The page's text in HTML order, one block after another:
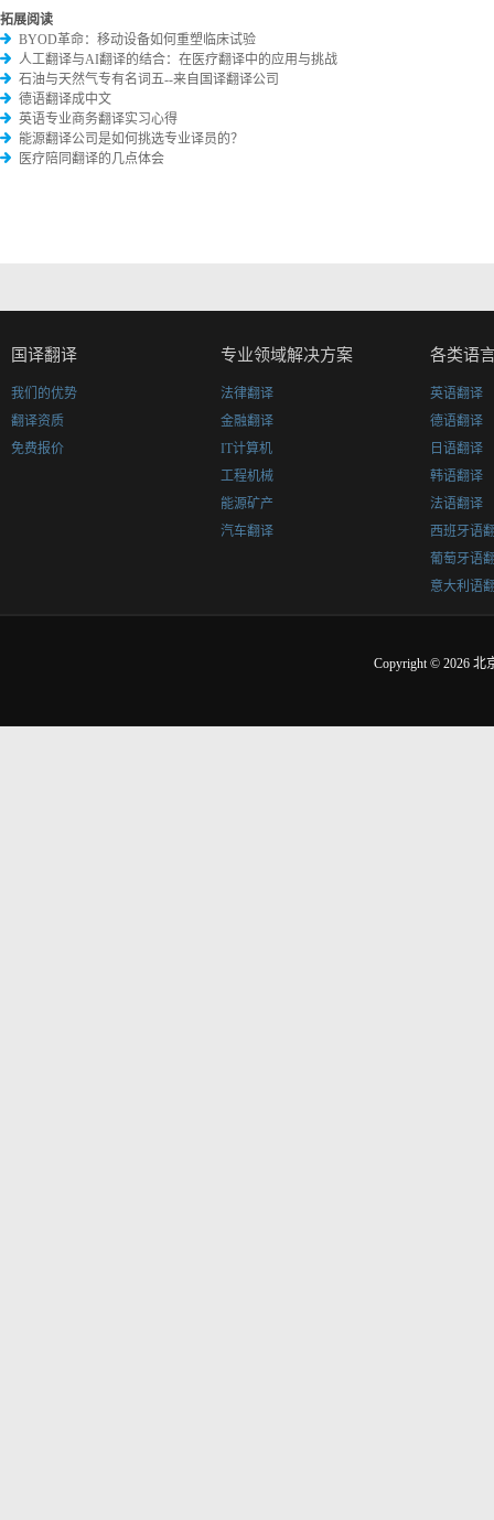
拓展阅读
BYOD革命：移动设备如何重塑临床试验
人工翻译与AI翻译的结合：在医疗翻译中的应用与挑战
石油与天然气专有名词五--来自国译翻译公司
德语翻译成中文
英语专业商务翻译实习心得
能源翻译公司是如何挑选专业译员的？
医疗陪同翻译的几点体会
国译翻译
我们的优势
翻译资质
免费报价
专业领域解决方案
法律翻译
金融翻译
IT计算机
工程机械
能源矿产
汽车翻译
各类语
英语翻译
德语翻译
日语翻译
韩语翻译
法语翻译
西班牙语
葡萄牙语
意大利语
Copyright © 2026 北